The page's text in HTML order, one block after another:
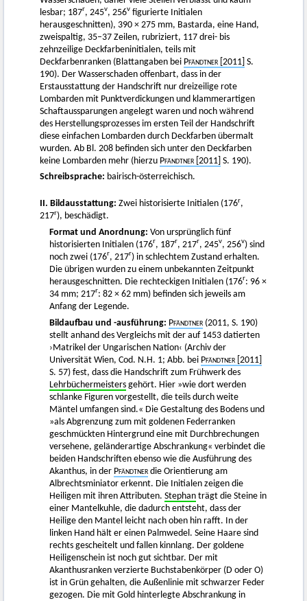
lesbar; 187r, 245v, 256v figurierte Initialen
herausgeschnitten), 390 × 275 mm, Bastarda, eine Hand,
zweispaltig, 35–37 Zeilen, rubriziert, 117 drei- bis
zehnzeilige Deckfarbeninitialen, teils mit
Deckfarbenranken (Blattangaben bei Pfändtner [2011] S.
190). Der Wasserschaden offenbart, dass in der
Erstausstattung der Handschrift nur dreizeilige rote
Lombarden mit Punktverdickungen und klammerartigen
Schaftaussparungen angelegt waren und noch während
des Herstellungsprozesses im ersten Teil der Handschrift
diese einfachen Lombarden durch Deckfarben übermalt
wurden. Ab Bl. 208 befinden sich unter den Deckfarben
keine Lombarden mehr (hierzu Pfändtner [2011] S. 190).
Schreibsprache: bairisch-österreichisch.
II. Bildausstattung: Zwei historisierte Initialen (176r,
217r), beschädigt.
Format und Anordnung: Von ursprünglich fünf
historisierten Initialen (176r, 187r, 217r, 245v, 256v) sind
noch zwei (176r, 217r) in schlechtem Zustand erhalten.
Die übrigen wurden zu einem unbekannten Zeitpunkt
herausgeschnitten. Die rechteckigen Initialen (176r: 96 ×
34 mm; 217r: 82 × 62 mm) befinden sich jeweils am
Anfang der Legende.
Bildaufbau und -ausführung: Pfändtner (2011, S. 190)
stellt anhand des Vergleichs mit der auf 1453 datierten
›Matrikel der Ungarischen Nation‹ (Archiv der
Universität Wien, Cod. N.H. 1; Abb. bei Pfändtner [2011]
S. 57) fest, dass die Handschrift zum Frühwerk des
Lehrbüchermeisters gehört. Hier »wie dort werden
schlanke Figuren vorgestellt, die teils durch weite
Mäntel umfangen sind.« Die Gestaltung des Bodens und
»als Abgrenzung zum mit goldenen Federranken
geschmückten Hintergrund eine mit Durchbrechungen
versehene, geländerartige Abschrankung« verbindet die
beiden Handschriften ebenso wie die Ausführung des
Akanthus, in der Pfändtner die Orientierung am
Albrechtsminiator erkennt. Die Initialen zeigen die
Heiligen mit ihren Attributen. Stephan trägt die Steine in
einer Mantelkuhle, die dadurch entsteht, dass der
Heilige den Mantel leicht nach oben hin rafft. In der
linken Hand hält er einen Palmwedel. Seine Haare sind
rechts gescheitelt und fallen kinnlang. Der goldene
Heiligenschein ist noch gut sichtbar. Der mit
Akanthusranken verzierte Buchstabenkörper (D oder O)
ist in Grün gehalten, die Außenlinie mit schwarzer Feder
gezogen. Die mit Gold hinterlegte Abschrankung in